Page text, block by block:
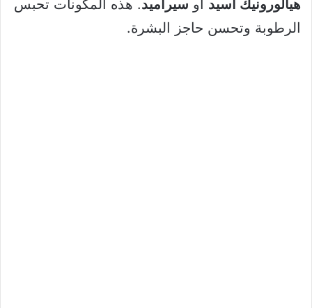
هيالورونيك أسيد أو سيراميد. هذه المكونات تحبس
الرطوبة وتحسن حاجز البشرة.